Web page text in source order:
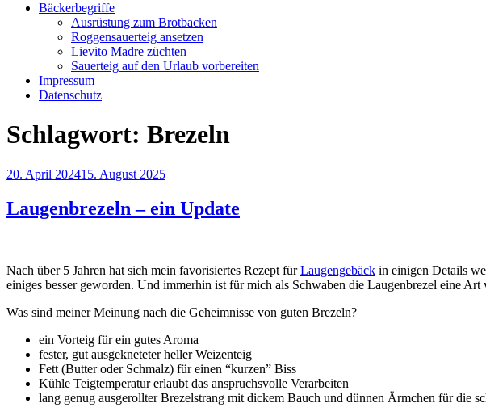
Bäckerbegriffe
Ausrüstung zum Brotbacken
Roggensauerteig ansetzen
Lievito Madre züchten
Sauerteig auf den Urlaub vorbereiten
Impressum
Datenschutz
Schlagwort: Brezeln
Veröffentlicht
20. April 202415. August 2025
Laugenbrezeln – ein Update
Nach über 5 Jahren hat sich mein favorisiertes Rezept fürLaugengebäck in einigen Details
einiges besser geworden. Und immerhin ist für mich als Schwaben die Laugenbrezel eine Art
Was sind meiner Meinung nach die Geheimnisse von guten Brezeln?
ein Vorteig für ein gutes Aroma
fester, gut ausgekneteter heller Weizenteig
Fett (Butter oder Schmalz) für einen “kurzen” Biss
Kühle Teigtemperatur erlaubt das anspruchsvolle Verarbeiten
lang genug ausgerollter Brezelstrang mit dickem Bauch und dünnen Ärmchen für die